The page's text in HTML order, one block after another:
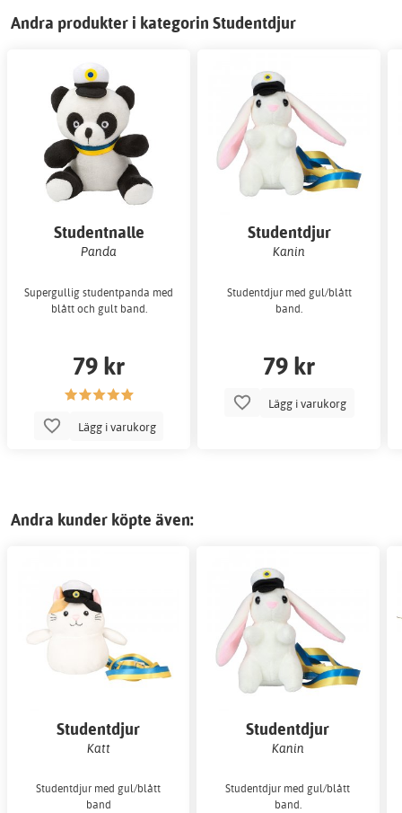
Andra produkter i kategorin Studentdjur
Studentnalle
Panda
Supergullig studentpanda med
blått och gult band.
79 kr
Lägg i varukorg
Studentdjur
Kanin
Studentdjur med gul/blått
band.
79 kr
Lägg i varukorg
Andra kunder köpte även:
Studentdjur
Katt
Studentdjur med gul/blått
band
Studentdjur
Kanin
Studentdjur med gul/blått
band.